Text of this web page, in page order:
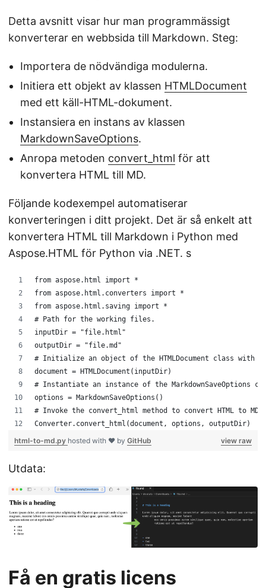
Detta avsnitt visar hur man programmässigt
konverterar en webbsida till Markdown. Steg:
Importera de nödvändiga modulerna.
Initiera ett objekt av klassen HTMLDocument
med ett käll-HTML-dokument.
Instansiera en instans av klassen
MarkdownSaveOptions.
Anropa metoden convert_html för att
konvertera HTML till MD.
Följande kodexempel automatiserar
konverteringen i ditt projekt. Det är så enkelt att
konvertera HTML till Markdown i Python med
Aspose.HTML för Python via .NET. s
from aspose.html import *
from aspose.html.converters import *
from aspose.html.saving import *
# Path for the working files.
inputDir = "file.html"
outputDir = "file.md"
# Initialize an object of the HTMLDocument class with a
document = HTMLDocument(inputDir)
# Instantiate an instance of the MarkdownSaveOptions
options = MarkdownSaveOptions()
# Invoke the convert_html method to convert HTML to MD.
Converter.convert_html(document, options, outputDir)
view raw
html-to-md.py hosted with ❤ by GitHub
Utdata:
Få en gratis licens